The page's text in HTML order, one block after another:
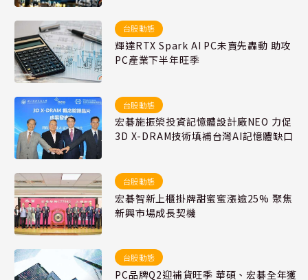
台股動態
輝達RTX Spark AI PC未賣先轟動 助攻
PC產業下半年旺季
台股動態
宏碁施振榮投資記憶體設計廠NEO 力促
3D X-DRAM技術填補台灣AI記憶體缺口
台股動態
宏碁智新上櫃掛牌甜蜜蜜漲逾25% 聚焦
新興市場成長契機
台股動態
PC品牌Q2迎補貨旺季 華碩、宏碁全年獲